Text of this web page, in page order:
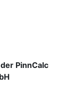
PinnCalc